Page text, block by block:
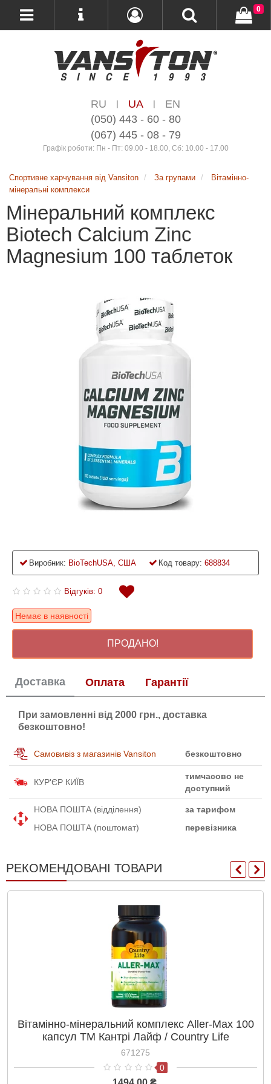
RU | UA |
EN
(050) 443 - 60 - 80
(067) 445 - 08 - 79
Графік роботи: Пн - Пт: 09.00 - 18.00, Сб: 10.00 - 17.00
0
Спортивне харчування від Vansiton За групами
Вітамінно-
мінеральні комплекси
Мінеральний комплекс
Biotech Calcium Zinc
Magnesium 100 таблеток
Виробник: BioTechUSA, США Код товару: 688834
Відгуків: 0
Немає в наявності
ПРОДАНО!
Доставка Оплата Гарантії
При замовленні від 2000 грн., доставка
безкоштовно!
Самовивіз з магазинів Vansiton безкоштовно
КУР'ЄР КИЇВ
тимчасово не
доступний
НОВА ПОШТА (відділення)
за тарифом
НОВА ПОШТА (поштомат)
перевізника
РЕКОМЕНДОВАНІ ТОВАРИ
Вітамінно-мінеральний комплекс Aller-Max 100
капсул ТМ Кантрі Лайф / Country Life
671275
0